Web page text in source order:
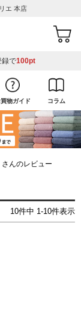
エ 本店
録で100pt
買物ガイド コラム
さんのレビュー
10件中 1-10件表示